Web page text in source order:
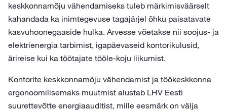
keskkonnamõju vähendamiseks tuleb märkimisväärselt
kahandada ka inimtegevuse tagajärjel õhku paisatavate
kasvuhoonegaaside hulka. Arvesse võetakse nii soojus- ja
elektrienergia tarbimist, igapäevaseid kontorikulusid,
ärireise kui ka töötajate tööle-koju liikumist.
Kontorite keskkonnamõju vähendamist ja töökeskkonna
ergonoomilisemaks muutmist alustab LHV Eesti
suurettevõtte energiaauditist, mille eesmärk on välja